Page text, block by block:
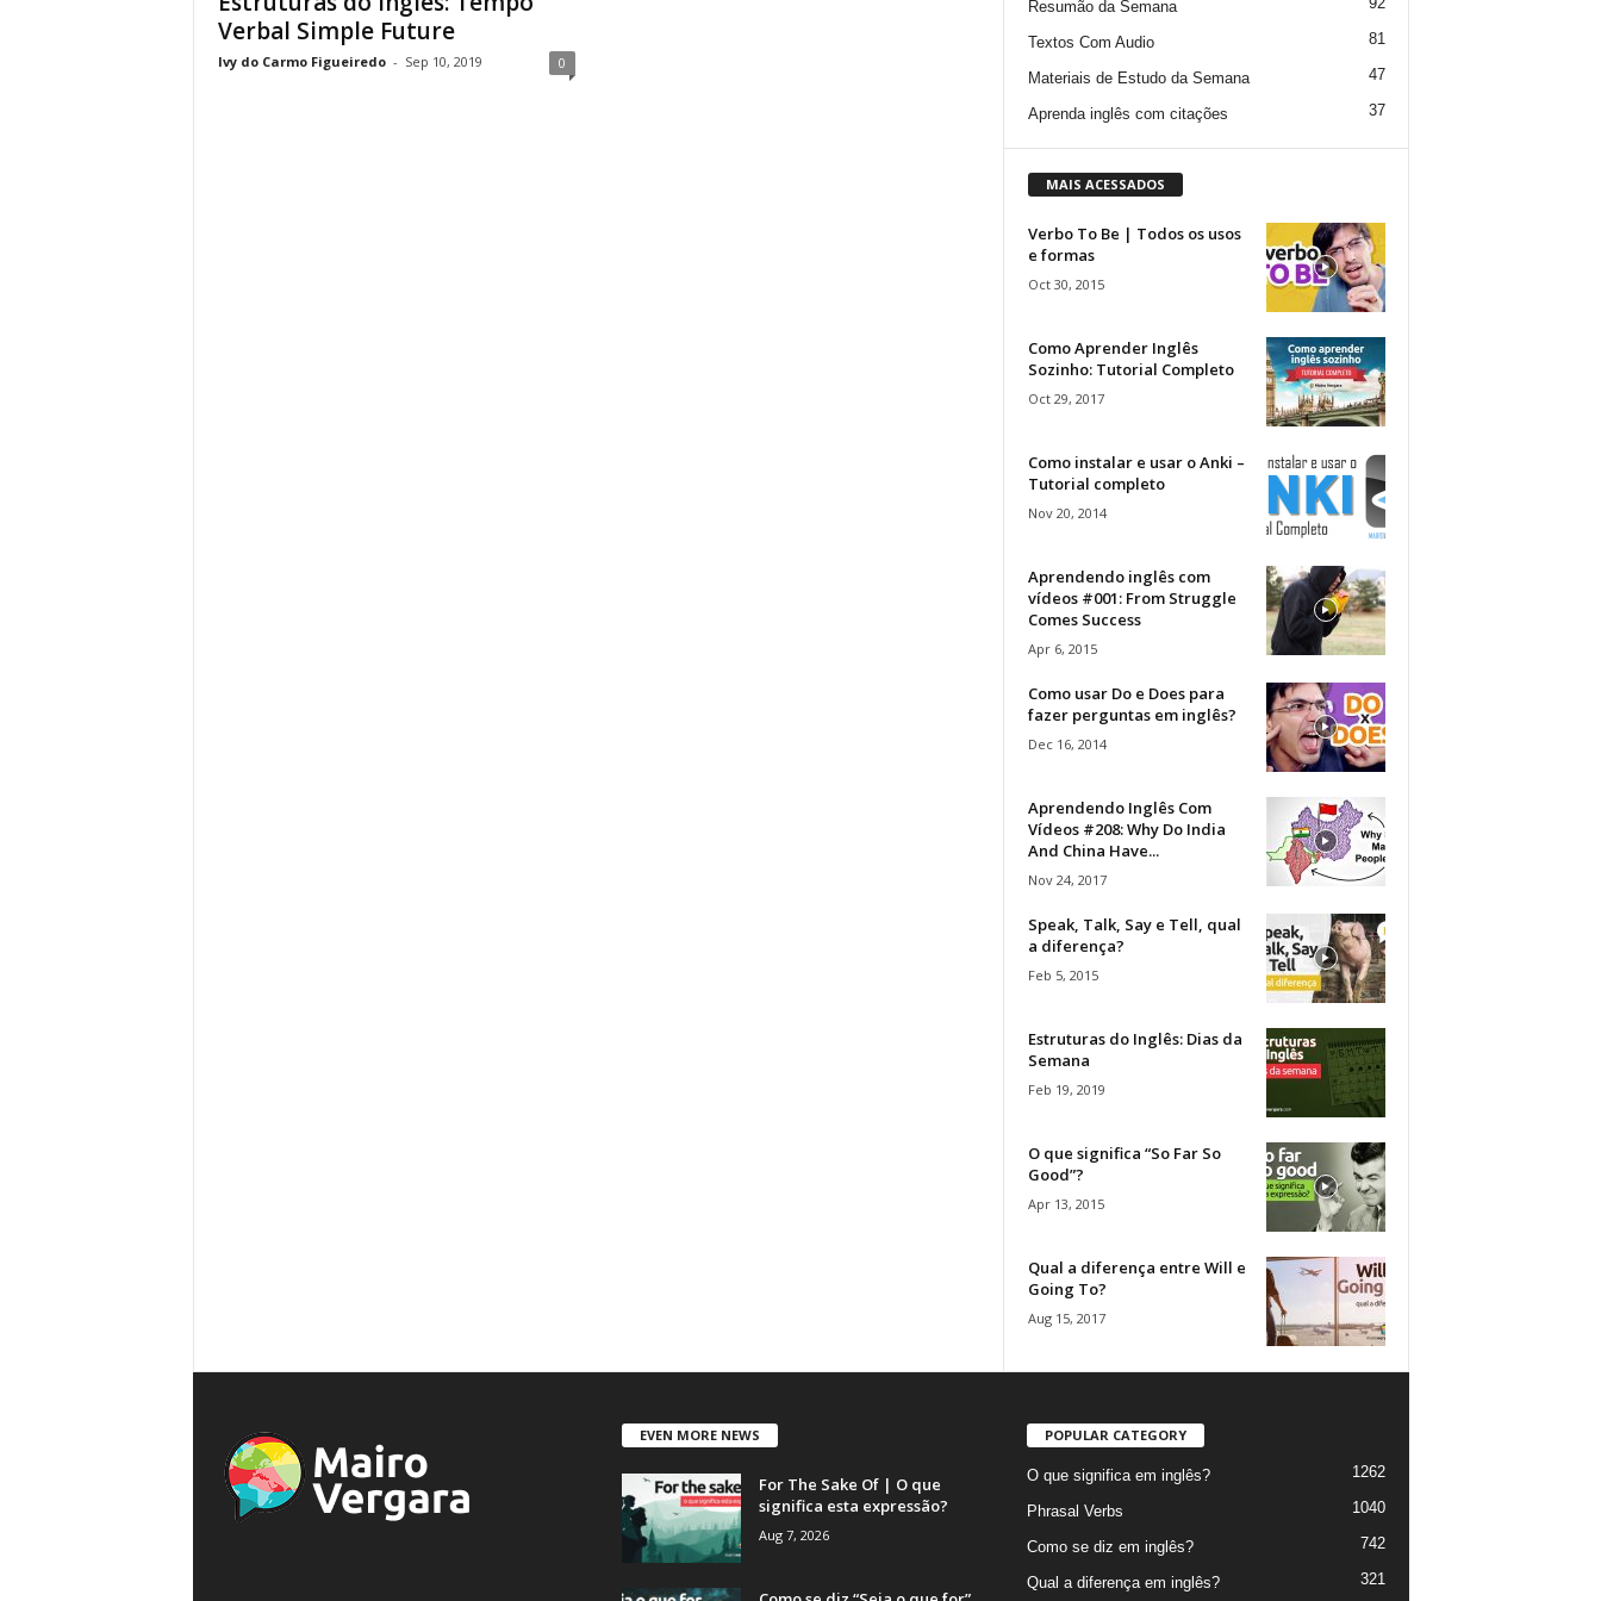
Verbal Simple Future
Ivy do Carmo Figueiredo - Sep 10, 2019 0
Resumão da Semana
Textos Com Audio 81
Materiais de Estudo da Semana 47
Aprenda inglês com citações 37
MAIS ACESSADOS
Verbo To Be | Todos os usos
e formas
Oct 30, 2015
Como Aprender Inglês
Sozinho: Tutorial Completo
Oct 29, 2017
Como instalar e usar o Anki –
Tutorial completo
Nov 20, 2014
Aprendendo inglês com
vídeos #001: From Struggle
Comes Success
Apr 6, 2015
Como usar Do e Does para
fazer perguntas em inglês?
Dec 16, 2014
Aprendendo Inglês Com
Vídeos #208: Why Do India
And China Have...
Nov 24, 2017
Speak, Talk, Say e Tell, qual
a diferença?
Feb 5, 2015
Estruturas do Inglês: Dias da
Semana
Feb 19, 2019
O que significa “So Far So
Good”?
Apr 13, 2015
Qual a diferença entre Will e
Going To?
Aug 15, 2017
EVEN MORE NEWS
For The Sake Of | O que
significa esta expressão?
Aug 7, 2026
POPULAR CATEGORY
O que significa em inglês? 1262
Phrasal Verbs 1040
Como se diz em inglês? 742
Qual a diferença em inglês? 321